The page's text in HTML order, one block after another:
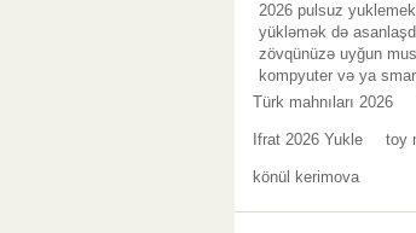
2026 pulsuz
yükləmək də
zövqünüzə uyğun
kompyuter və ya
Türk mahnıları 2026
Ifrat 2026 Yukle toy
könül kerimova